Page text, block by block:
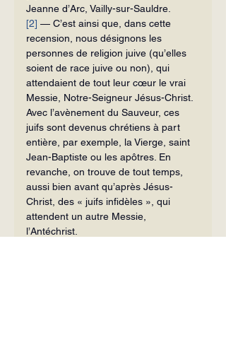
Jeanne d’Arc, Vailly-sur-Sauldre.
[2] — C’est ainsi que, dans cette
recension, nous désignons les
personnes de religion juive (qu’elles
soient de race juive ou non), qui
attendaient de tout leur cœur le vrai
Messie, Notre-Seigneur Jésus-Christ.
Avec l’avènement du Sauveur, ces
juifs sont devenus chrétiens à part
entière, par exemple, la Vierge, saint
Jean-Baptiste ou les apôtres. En
revanche, on trouve de tout temps,
aussi bien avant qu’après Jésus-
Christ, des « juifs infidèles », qui
attendent un autre Messie,
l’Antéchrist.